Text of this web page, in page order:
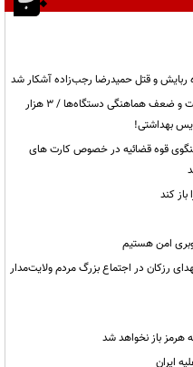
ربایش و قتل حمیدرضا رجب‌زاده آشکار شد
ریمـدان؛ مرزی گرفتار در صف، کمبود زیرساخت و ضعف هماهنگی دستگاه‌ها / ۳ هزار
بهداشتی!
قوه قضائیه در خصوص کارت های
کند
امن هستیم
رزکان در اجتماع بزرگ مردم ولایت‌مدار
هرمز باز نخواهد شد
ایران